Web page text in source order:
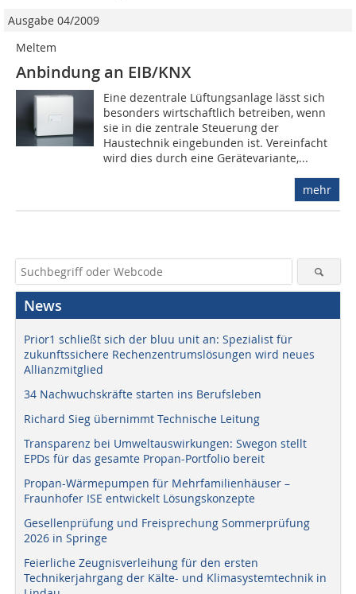
Ausgabe 04/2009
Meltem
Anbindung an EIB/KNX
Eine dezentrale Lüftungsanlage lässt sich
besonders wirtschaftlich betreiben, wenn
sie in die zentrale Steuerung der
Haustechnik eingebunden ist. Vereinfacht
wird dies durch eine Gerätevariante,...
mehr
News
Prior1 schließt sich der bluu unit an: Spezialist für
zukunftssichere Rechenzentrumslösungen wird neues
Allianzmitglied
34 Nachwuchskräfte starten ins Berufsleben
Richard Sieg übernimmt Technische Leitung
Transparenz bei Umweltauswirkungen: Swegon stellt
EPDs für das gesamte Propan-Portfolio bereit
Propan-Wärmepumpen für Mehrfamilienhäuser –
Fraunhofer ISE entwickelt Lösungskonzepte
Gesellenprüfung und Freisprechung Sommerprüfung
2026 in Springe
Feierliche Zeugnisverleihung für den ersten
Technikerjahrgang der Kälte- und Klimasystemtechnik in